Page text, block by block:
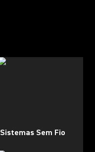
Sistemas Sem Fio